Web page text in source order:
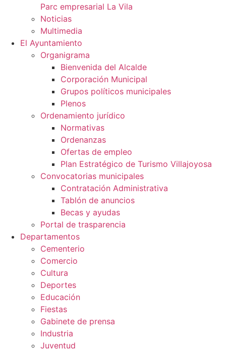
Parc empresarial La Vila
Noticias
Multimedia
El Ayuntamiento
Organigrama
Bienvenida del Alcalde
Corporación Municipal
Grupos políticos municipales
Plenos
Ordenamiento jurídico
Normativas
Ordenanzas
Ofertas de empleo
Plan Estratégico de Turismo Villajoyosa
Convocatorias municipales
Contratación Administrativa
Tablón de anuncios
Becas y ayudas
Portal de trasparencia
Departamentos
Cementerio
Comercio
Cultura
Deportes
Educación
Fiestas
Gabinete de prensa
Industria
Juventud